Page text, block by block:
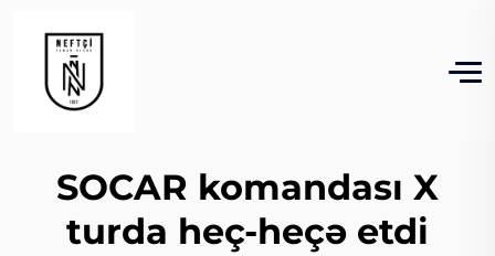
SOCAR komandası X
turda heç-heçə etdi